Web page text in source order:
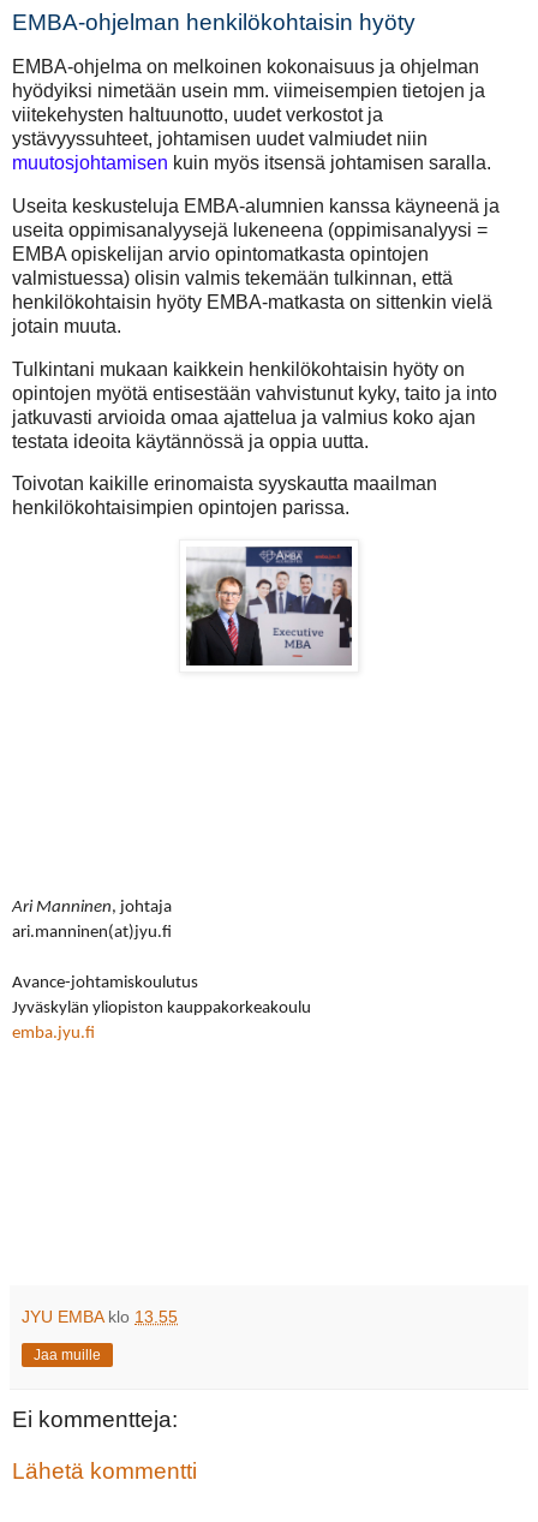
EMBA-ohjelman henkilökohtaisin hyöty
EMBA-ohjelma on melkoinen kokonaisuus ja ohjelman
hyödyiksi nimetään usein mm. viimeisempien tietojen ja
viitekehysten haltuunotto, uudet verkostot ja
ystävyyssuhteet, johtamisen uudet valmiudet niin
muutosjohtamisen kuin myös itsensä johtamisen saralla.
Useita keskusteluja EMBA-alumnien kanssa käyneenä ja
useita oppimisanalyysejä lukeneena (oppimisanalyysi =
EMBA opiskelijan arvio opintomatkasta opintojen
valmistuessa) olisin valmis tekemään tulkinnan, että
henkilökohtaisin hyöty EMBA-matkasta on sittenkin vielä
jotain muuta.
Tulkintani mukaan kaikkein henkilökohtaisin hyöty on
opintojen myötä entisestään vahvistunut kyky, taito ja into
jatkuvasti arvioida omaa ajattelua ja valmius koko ajan
testata ideoita käytännössä ja oppia uutta.
Toivotan kaikille erinomaista syyskautta maailman
henkilökohtaisimpien opintojen parissa.
Ari Manninen, johtaja
ari.manninen(at)jyu.fi
Avance-johtamiskoulutus
Jyväskylän yliopiston kauppakorkeakoulu
emba.jyu.fi
JYU EMBA klo 13.55
Jaa muille
Ei kommentteja:
Lähetä kommentti